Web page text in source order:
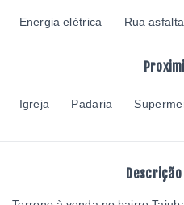
Energia elétrica Rua
Igreja Padaria
Descrição